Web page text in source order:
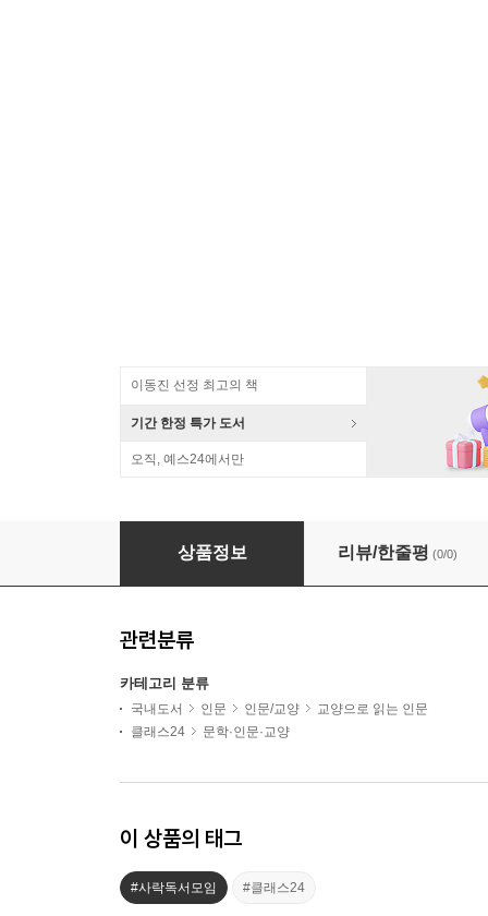
이동진 선정 최고의 책
기간 한정 특가 도서
오직, 예스24에서만
[독서모임] 편집자와 함께 읽는 《명상록》 최
상품정보 리뷰/한줄평 (0/0)
관련분류
카테고리 분류
국내도서 인문 인문/교양
교양으로 읽는 인문
클래스24
문학·인문·교양
이 상품의 태그
#사락독서모임 #클래스24